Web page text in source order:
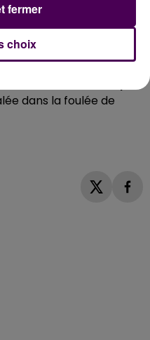
à éviter une
pour la
via une cloison
quantités d'eau
basses et du
dans la foulée de
choix
fermer